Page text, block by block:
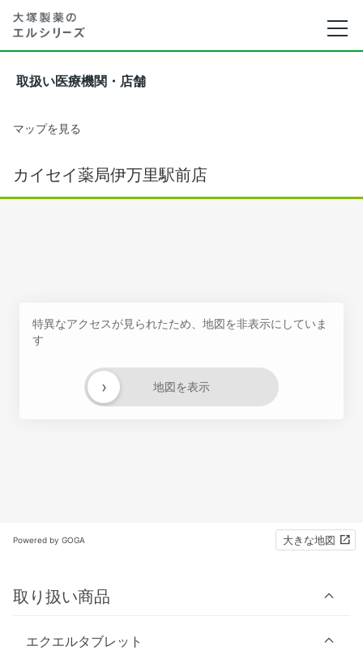
取扱い医療機関・店舗
マップを見る
カイセイ薬局伊万里駅前店
特異なアクセスが見られたため、地図を非表示にしていま
す
地図を表示
›
Powered by GOGA 大きな地図
取り扱い商品
エクエルタブレット